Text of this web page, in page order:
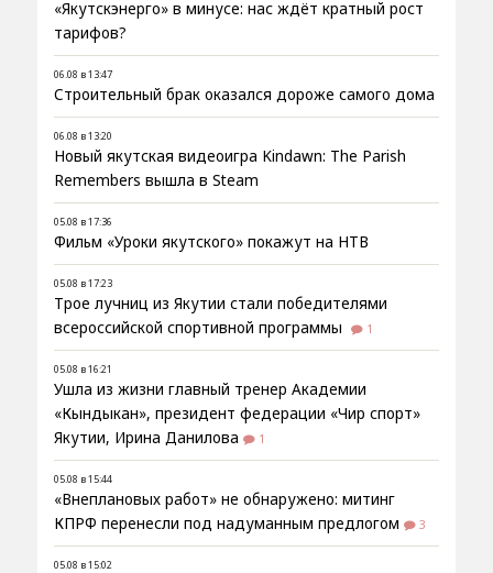
«Якутскэнерго» в минусе: нас ждёт кратный рост
тарифов?
06.08 в 13:47
Строительный брак оказался дороже самого дома
06.08 в 13:20
Новый якутская видеоигра Kindawn: The Parish
Remembers вышла в Steam
05.08 в 17:36
Фильм «Уроки якутского» покажут на НТВ
05.08 в 17:23
Трое лучниц из Якутии стали победителями
всероссийской спортивной программы
1
05.08 в 16:21
Ушла из жизни главный тренер Академии
«Кындыкан», президент федерации «Чир спорт»
Якутии, Ирина Данилова
1
05.08 в 15:44
«Внеплановых работ» не обнаружено: митинг
КПРФ перенесли под надуманным предлогом
3
05.08 в 15:02